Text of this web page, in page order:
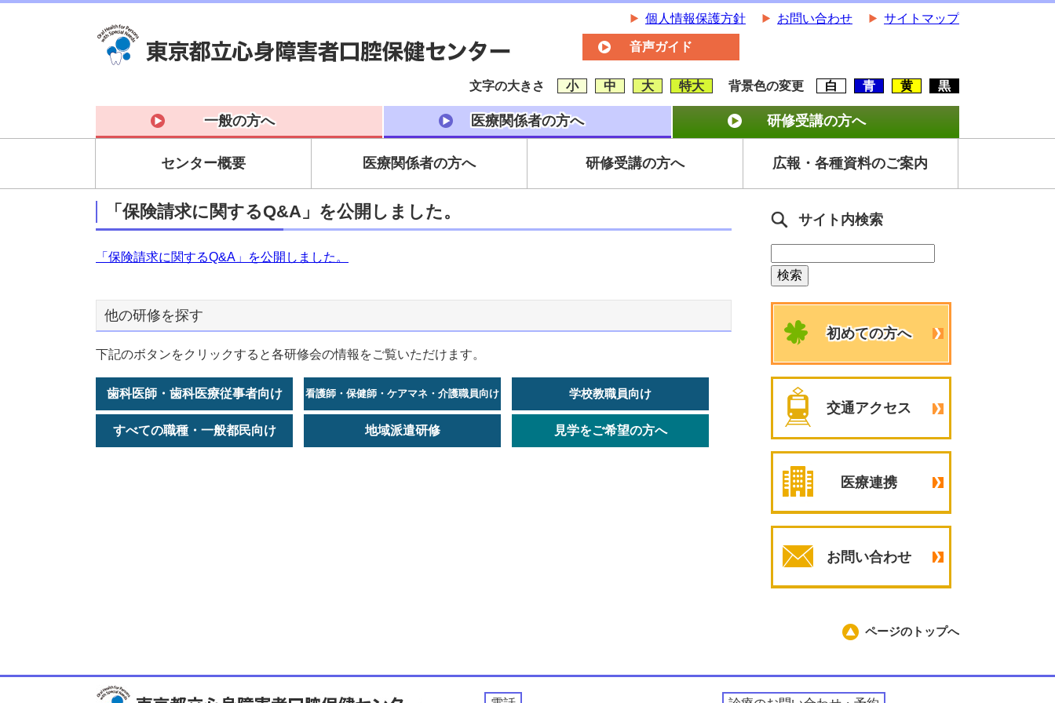
個人情報保護方針 お問い合わせ サイトマップ
音声ガイド
文字の大きさ 小 中 大 特大 背景色の変更 白 青 黄 黒
一般の方へ 医療関係者の方へ 研修受講の方へ
センター概要 医療関係者の方へ 研修受講の方へ 広報・各種資料のご案内
「保険請求に関するQ&A」を公開しました。
「保険請求に関するQ&A」を公開しました。
他の研修を探す
下記のボタンをクリックすると各研修会の情報をご覧いただけます。
歯科医師・歯科医療従事者向け 看護師・保健師・ケアマネ・介護職員向け 学校教職員向け
すべての職種・一般都民向け 地域派遣研修 見学をご希望の方へ
サイト内検索
初めての方へ
交通アクセス
医療連携
お問い合わせ
ページのトップへ